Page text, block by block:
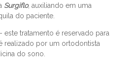
Surgiflo, auxiliando em uma
do paciente.
este tratamento é reservado para
realizado por um ortodontista
do sono.